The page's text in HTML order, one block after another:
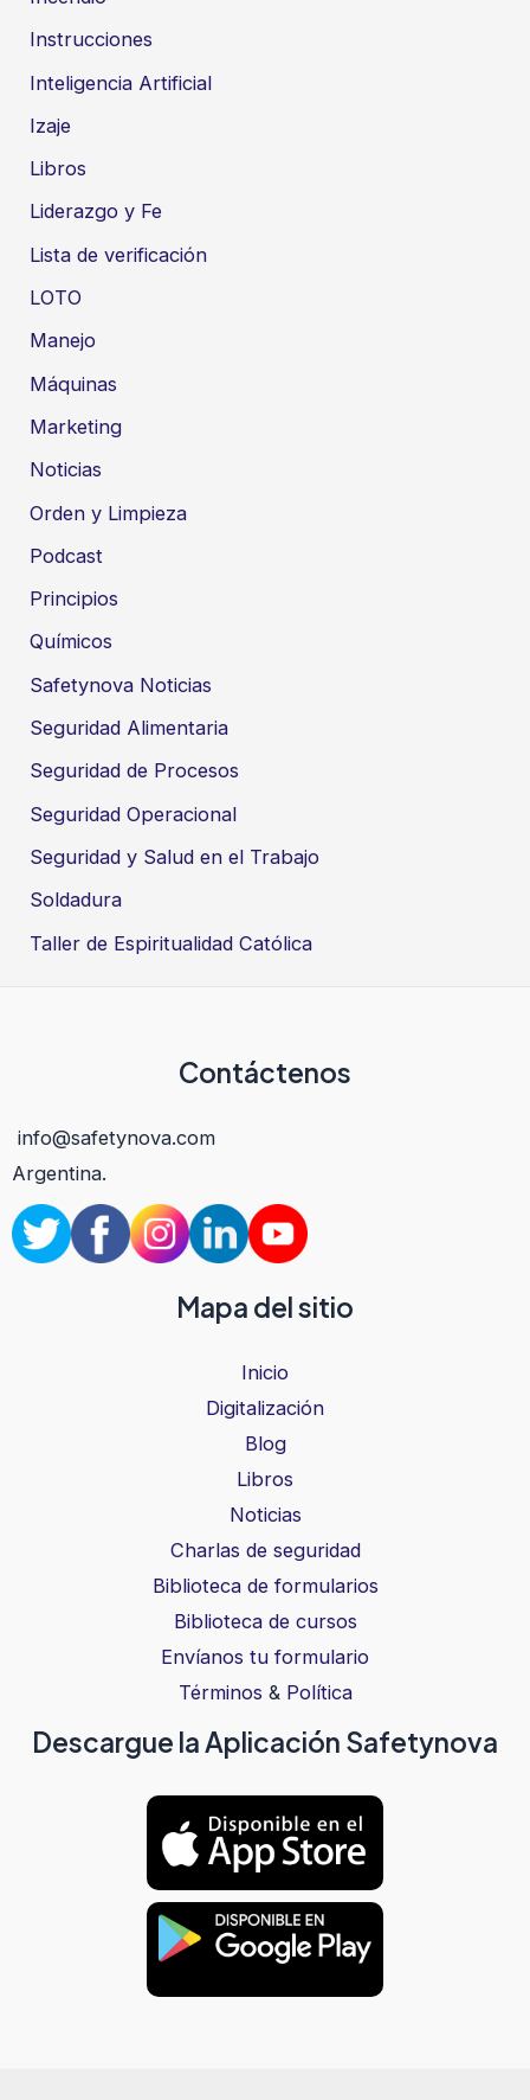
Instrucciones
Inteligencia Artificial
Izaje
Libros
Liderazgo y Fe
Lista de verificación
LOTO
Manejo
Máquinas
Marketing
Noticias
Orden y Limpieza
Podcast
Principios
Químicos
Safetynova Noticias
Seguridad Alimentaria
Seguridad de Procesos
Seguridad Operacional
Seguridad y Salud en el Trabajo
Soldadura
Taller de Espiritualidad Católica
Contáctenos
info@safetynova.com
Argentina.
Mapa del sitio
Inicio
Digitalización
Blog
Libros
Noticias
Charlas de seguridad
Biblioteca de formularios
Biblioteca de cursos
Envíanos tu formulario
Términos & Política
Descargue la Aplicación Safetynova